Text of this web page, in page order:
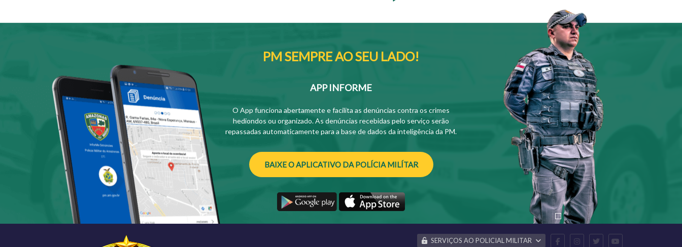
PM SEMPRE AO SEU LADO!
APP INFORME
O App funciona abertamente e facilita as denúncias contra os crimes
hediondos ou organizado. As denúncias recebidas pelo serviço serão
repassadas automaticamente para a base de dados da inteligência da PM.
BAIXE O APLICATIVO DA POLÍCIA MILÍTAR
SERVIÇOS AO POLICIAL MILITAR